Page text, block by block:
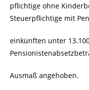
pflichtige ohne
Steuerpflichtige mit
einkünften unter
Ausmaß angehoben.